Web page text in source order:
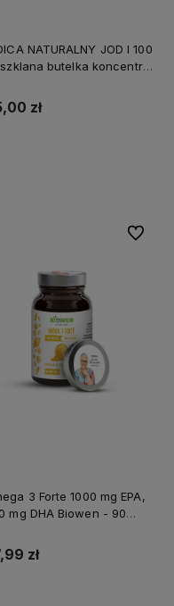
NATURALNY JOD I 100
butelka koncentrat
zł
3 Forte 1000 mg EPA,
mg DHA Biowen - 90
zł
Do